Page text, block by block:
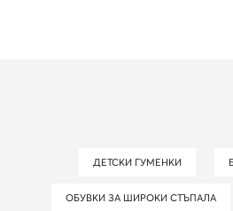
ДЕТСКИ ГУМЕНКИ
ОБУВКИ ЗА ШИРОКИ СТЪПАЛА